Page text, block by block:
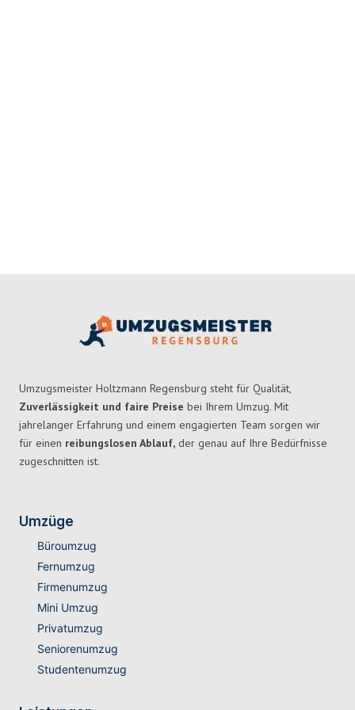
Umzugsmeister Holtzmann Regensburg steht für Qualität,
Zuverlässigkeit und faire Preise bei Ihrem Umzug. Mit
jahrelanger Erfahrung und einem engagierten Team sorgen wir
für einen reibungslosen Ablauf, der genau auf Ihre Bedürfnisse
zugeschnitten ist.
Umzüge
Büroumzug
Fernumzug
Firmenumzug
Mini Umzug
Privatumzug
Seniorenumzug
Studentenumzug